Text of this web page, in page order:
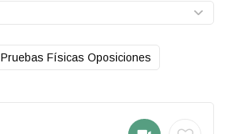
Pruebas Físicas Oposiciones